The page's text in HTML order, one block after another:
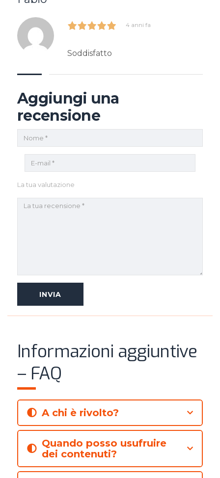
4 anni fa
Soddisfatto
Aggiungi una
recensione
La tua valutazione
Informazioni aggiuntive
– FAQ
A chi è rivolto?
Quando posso usufruire
dei contenuti?